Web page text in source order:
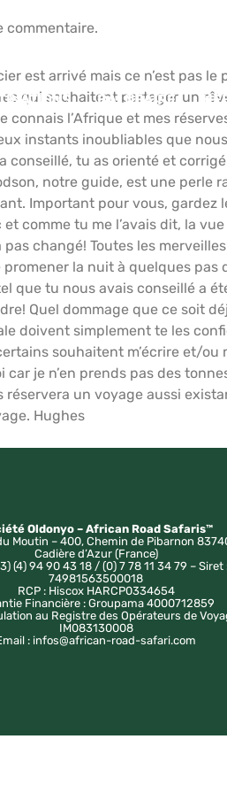
BALNÉAIRE
commentaire.
est arrivé mais ce n’est pas
qui souhaitent partager un
connais l’Afrique et mes
instants inoubliables que
conseillé, tu as orienté et
notre guide, est une perle
Important pour vous, gardez
comme tu me l’avais dit, la
pas changé! Toutes les
la nuit à quelques
que tu nous avais conseillé a
Quel dommage que ce soit
doivent simplement te les
souhaitent m’écrire et/
je n’en prends pas des
réservera un voyage aussi
Hughes
Oldonyo – African Road Safaris™
Moutin – 400, Chemin de Pibarnon
Cadière d’Azur (France)
(4) 94 90 43 18 / (0) 7 78 11 34 79 – Siret
74981563500018
RCP : Hiscox HARCP0334654
Financière : Groupama 4000712859
au Registre des Opérateurs de
IM083130008
: infos@african-road-safari.com